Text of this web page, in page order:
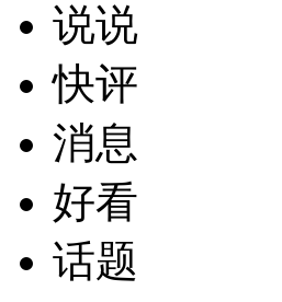
说说
快评
消息
好看
话题